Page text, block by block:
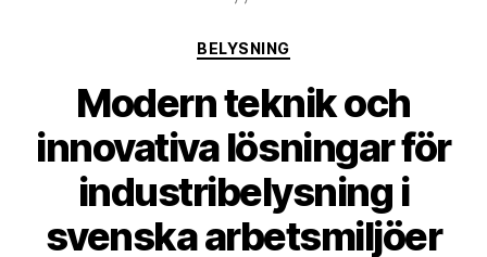
Kategorier
BELYSNING
Modern teknik och
innovativa lösningar för
industribelysning i
svenska arbetsmiljöer